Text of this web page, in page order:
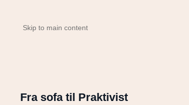
Skip to main content
Fra sofa til Praktivist